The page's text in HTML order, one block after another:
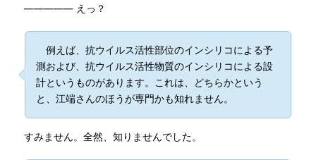
――――― えっ？
例えば、抗ウイルス活性部位のインシリコによる予
測および、抗ウイルス活性物質のインシリコによる設
計というものがあります。これは、どちらかという
と、江端さんのほうが専門かも知れません。
すみません。全然、知りませんでした。